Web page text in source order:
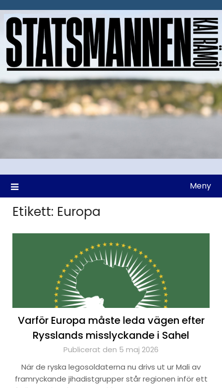
till
Meny
Etikett: Europa
Varför Europa måste leda vägen efter
Rysslands misslyckande i Sahel
Publicerat den 5 maj 2026
När de ryska legosoldaterna nu drivs ut ur Mali av
framryckande jihadistgrupper står regionen inför ett